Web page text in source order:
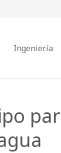
Ingeniería